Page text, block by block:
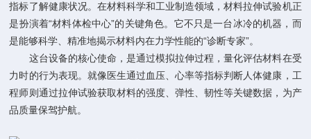
指标了解健康状况。在材料科学和工业制造领域，材料拉伸试验机正
是扮演着“材料体检中心”的关键角色。它不只是一台冰冷的机器，而
是能够科学、精准地揭示材料内在力学性能的“诊断专家”。
这台设备的核心使命，是通过模拟拉伸过程，量化评估材料在受
力时的行为表现。就像医生通过血压、心率等指标判断人体健康，工
程师则通过拉伸试验获取材料的强度、弹性、韧性等关键数据，为产
品质量保驾护航。